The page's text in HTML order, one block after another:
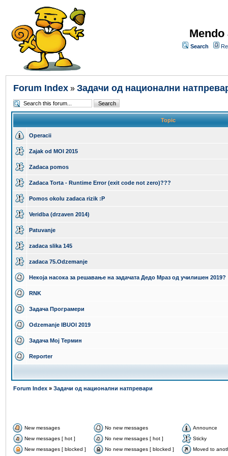
Search
Forum Index » Задачи од национални
Topic
Operacii
Zajak od MOI 2015
Zadaca pomos
Zadaca Torta - Runtime Error (exit code not zero)???
Pomos okolu zadaca rizik :P
Veridba (drzaven 2014)
Patuvanje
zadaca slika 145
zadaca 75.Odzemanje
Некоја насока за решавање на задачата Дедо Мраз од училишен 2019?
RNK
Задача Програмери
Odzemanje IBUOI 2019
Задача Мој Термин
Reporter
Forum Index » Задачи од национални натпревари
New messages No new messages
Announce
New messages [ hot ]
No new messages [ hot ]
Sticky
New messages [ blocked ]
No new messages [ blocked ] Moved to